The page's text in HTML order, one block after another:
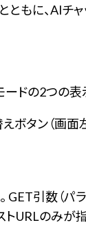
もに、AIチ
ドの2つの表
タン（画面
引数（パ
トURLのみ